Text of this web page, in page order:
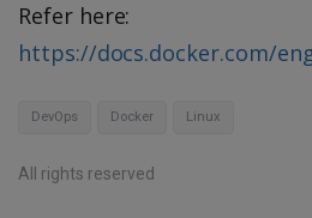
Refer here:
https://docs.docker.com/
DevOps Docker Linux
All rights reserved